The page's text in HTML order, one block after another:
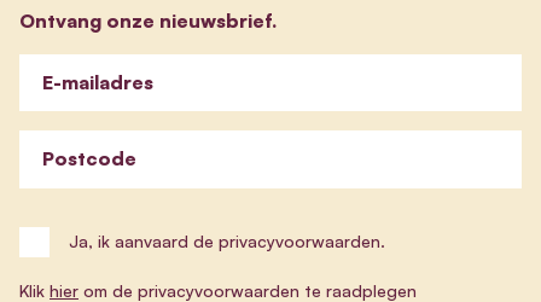
Ontvang onze nieuwsbrief.
E-mailadres
Postcode
Ja, ik aanvaard de privacyvoorwaarden.
Klik hier om de privacyvoorwaarden te raadplegen